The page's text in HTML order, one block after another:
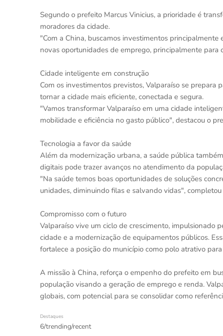
Segundo o prefeito Marcus Vinicius, a prioridade é
moradores da cidade.
"Com a China, buscamos investimentos
novas oportunidades de emprego, principalmente para
Cidade inteligente em construção
Com os investimentos previstos, Valparaíso se
tornar a cidade mais eficiente, conectada e segura.
"Vamos transformar Valparaíso em uma cidade
mobilidade e eficiência no gasto público", destacou o
Tecnologia a favor da saúde
Além da modernização urbana, a saúde pública
digitais pode trazer avanços no atendimento da
"Na saúde temos boas oportunidades de soluções
unidades, diminuindo filas e salvando vidas", completou
Compromisso com o futuro
Valparaíso vive um ciclo de crescimento, impulsionado
cidade e a modernização de equipamentos públicos.
fortalece a posição do município como polo atrativo
A missão à China, reforça o empenho do prefeito em
população visando a geração de emprego e renda.
globais, com potencial para se consolidar como
Destaques
6/trending/recent